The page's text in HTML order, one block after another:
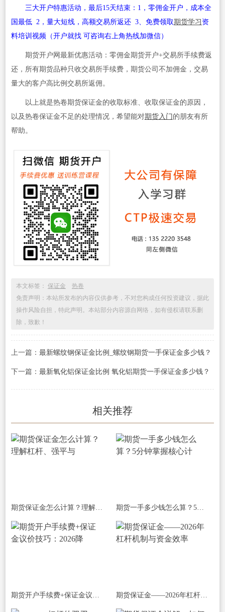
三大开户特惠活动，最后15天结束：1，零佣金开户，成本全
国最低 2，量大短线，高额交易所返还 3、免费领取期货学习 资
料培训视频（开户就找 可咨询右上角热线加微信）
期货开户网最新优惠活动：零佣金期货开户+交易所手续费返
还，所有期货品种只收交易所手续费，期货公司不加佣金，交易
量大的客户高比例交易所返佣。
以上就是热卷期货保证金的收取标准、收取保证金的原因，
以及热卷保证金不足的处理情况，希望能对期货入门 的朋友有所
帮助。
本文标签： 保证金
热卷
免责声明：本站所发布的内容仅供参考，不对您构成任何投资建议，据此
操作风险自担，特此声明。本站部分内容源自网络，如有侵权请联系删
除，致歉！
上一篇： 最新螺纹钢保证金比例_螺纹钢期货一手保证金多少钱？
下一篇： 最新氧化铝保证金比例 氧化铝期货一手保证金多少钱？
相关推荐
期货保证金怎么计算？理解杠杆、强平与 期货一手多少钱怎么算？5分钟掌握核心计
期货保证金——2026年杠杆机制与资金效率